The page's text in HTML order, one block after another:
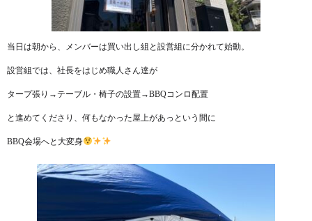
当日は朝から、メンバーは買い出し組と設営組に分かれて始動。
設営組では、社長をはじめ職人さん達が
タープ張り→テーブル・椅子の設置→BBQコンロ配置
と進めてくださり、何もなかった屋上があっという間に
BBQ会場へと大変身